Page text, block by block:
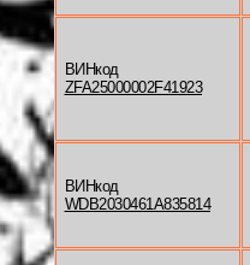
ВИНкод
ZFA25000002F41923
ВИНкод
WDB2030461A835814